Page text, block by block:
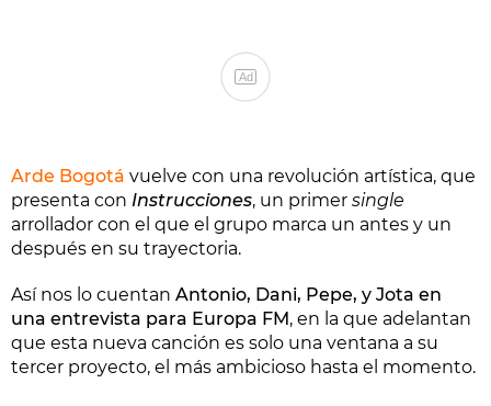
Ad
Arde Bogotá vuelve con una revolución artística, que
presenta con Instrucciones, un primer single
arrollador con el que el grupo marca un antes y un
después en su trayectoria.
Así nos lo cuentan Antonio, Dani, Pepe, y Jota en
una entrevista para Europa FM, en la que adelantan
que esta nueva canción es solo una ventana a su
tercer proyecto, el más ambicioso hasta el momento.